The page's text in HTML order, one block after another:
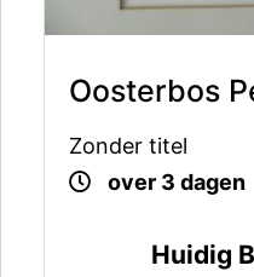
Oosterbos
Zonder titel
over 3 dagen
Huidig